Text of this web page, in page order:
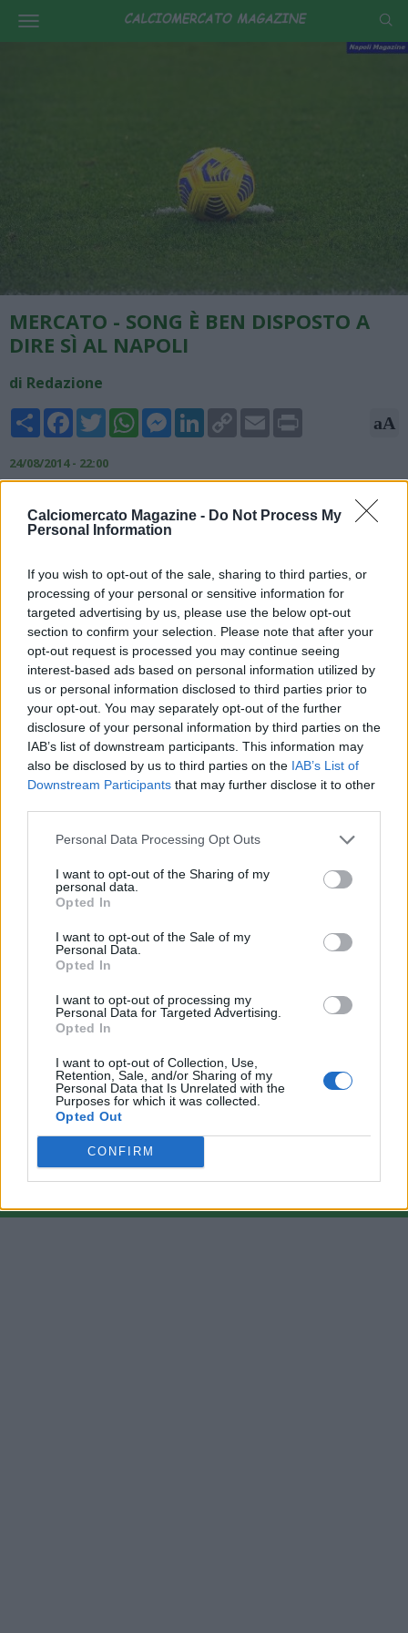
Calciomercato Magazine - Do Not Process My
Personal Information
If you wish to opt-out of the sale, sharing to third parties, or
processing of your personal or sensitive information for
targeted advertising by us, please use the below opt-out
section to confirm your selection. Please note that after your
opt-out request is processed you may continue seeing
interest-based ads based on personal information utilized by
us or personal information disclosed to third parties prior to
your opt-out. You may separately opt-out of the further
disclosure of your personal information by third parties on the
IAB’s list of downstream participants. This information may
also be disclosed by us to third parties on the IAB’s List of
Downstream Participants that may further disclose it to other
Personal Data Processing Opt Outs
I want to opt-out of the Sharing of my
personal data.
Opted In
I want to opt-out of the Sale of my
Personal Data.
Opted In
I want to opt-out of processing my
Personal Data for Targeted Advertising.
Opted In
I want to opt-out of Collection, Use,
Retention, Sale, and/or Sharing of my
Personal Data that Is Unrelated with the
Purposes for which it was collected.
Opted Out
CONFIRM
MERCATO - SONG È BEN DISPOSTO A
DIRE SÌ AL NAPOLI
di Redazione
Share FacebookTwitterWhatsAppMessengerLinkedInCopy
Link
Email aA
24/08/2014 - 22:00
Alex Song, centrocampista e difensore camerunense del
Barcellona, non vuole restare un altro anno a mezzo servizio
del club spagnolo e sarebbe ben disposto ad accettare
riferirlo è il Corriere dello Sport.
Il materiale (testo, foto e video) consultabile in questo portale è di nostra proprietà.
Alcune foto (screenshot) ed articoli presenti su "Calciomercato Magazine" sono in parte
giunti da internet, in quanto arrivati alla nostra attenzione attraverso regolari
quindi valutati di pubblico dominio. Se i soggetti o gli autori avessero qualcosa in
contrario alla pubblicazione, non avranno che da segnalarlo alla redazione (indirizzo
redazione@napolimagazine.com ), che provvederà prontamente alla rimozione.
"Calciomercato Magazine" non è una testata giornalistica, ma un sito di informazione di
proprietà di Napoli Magazine.